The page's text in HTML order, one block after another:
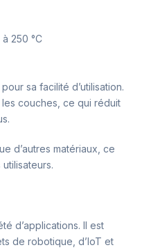
à 250 °C
sa facilité d’utilisation.
couches, ce qui réduit
d’autres matériaux, ce
d’applications. Il est
de robotique, d’IoT et